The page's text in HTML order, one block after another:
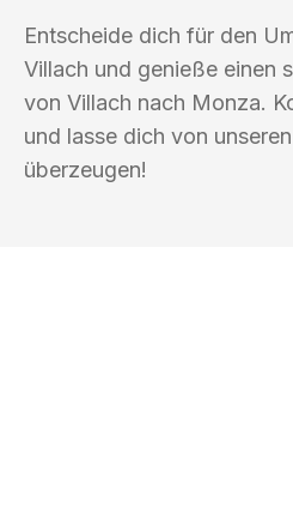
Entscheide dich für den
Villach und genieße einen
von Villach nach Monza.
und lasse dich von
überzeugen!